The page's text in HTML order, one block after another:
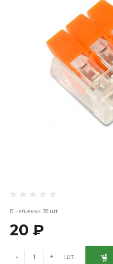
В наличии: 38 шт
20 ₽
- + шт.